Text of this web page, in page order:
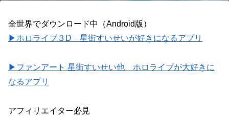
全世界でダウンロード中（Android版）
▶ホロライブ３D 星街すいせいが好きになるアプリ
▶ファンアート 星街すいせい他 ホロライブが大好きに
なるアプリ
アフィリエイター必見